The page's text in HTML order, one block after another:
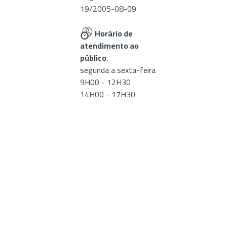
19/2005-08-09
Horário de
atendimento ao
público:
segunda a sexta-feira
9H00 - 12H30
14H00 - 17H30